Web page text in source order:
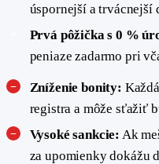
úspornejší a trvácnejší
Prvá pôžička s 0 %
peniaze zadarmo pri
Zníženie bonity:
registra a môže sťažiť
Vysoké sankcie: Ak
za upomienky dokážu